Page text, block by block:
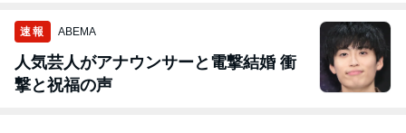
速報 ABEMA
人気芸人がアナウンサーと電撃結婚 衝
撃と祝福の声